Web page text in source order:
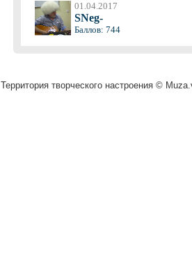
01.04.2017
SNeg-
Баллов: 744
Территория творческого настроения ©